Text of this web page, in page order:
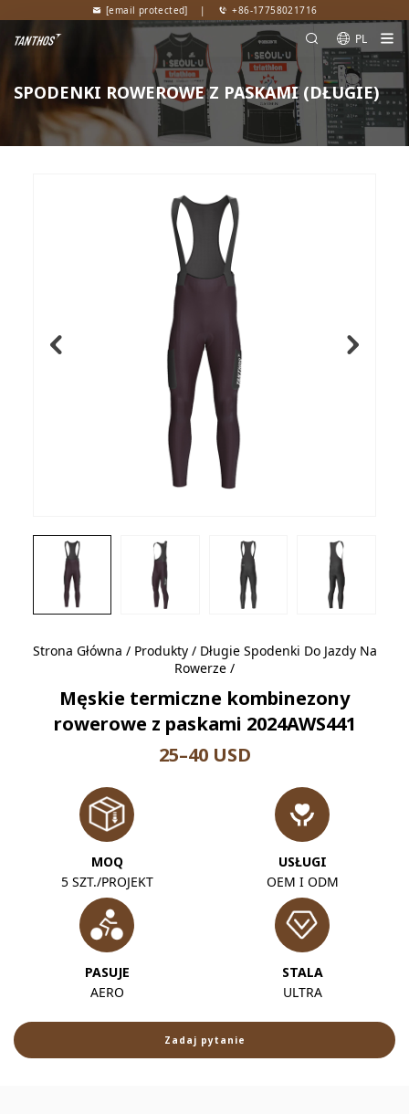
[email protected] | +86-17758021716
PL
SPODENKI ROWEROWE Z PASKAMI (DŁUGIE)
Strona Główna / Produkty/ Długie Spodenki Do Jazdy Na
Rowerze /
Męskie termiczne kombinezony
rowerowe z paskami 2024AWS441
25–40 USD
MOQ
5 SZT./PROJEKT
USŁUGI
OEM I ODM
PASUJE
AERO
STALA
ULTRA
Zadaj pytanie